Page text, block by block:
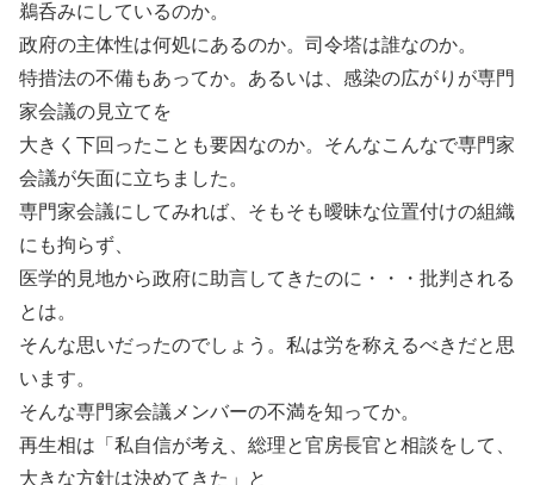
鵜呑みにしているのか。
政府の主体性は何処にあるのか。司令塔は誰なのか。
特措法の不備もあってか。あるいは、感染の広がりが専門
家会議の見立てを
大きく下回ったことも要因なのか。そんなこんなで専門家
会議が矢面に立ちました。
専門家会議にしてみれば、そもそも曖昧な位置付けの組織
にも拘らず、
医学的見地から政府に助言してきたのに・・・批判される
とは。
そんな思いだったのでしょう。私は労を称えるべきだと思
います。
そんな専門家会議メンバーの不満を知ってか。
再生相は「私自信が考え、総理と官房長官と相談をして、
大きな方針は決めてきた」と